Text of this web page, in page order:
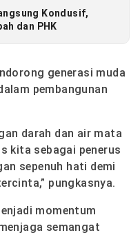
Kondusif,
dan PHK
generasi muda
pembangunan
darah dan air mata
kita sebagai penerus
sepenuh hati demi
pungkasnya.
momentum
semangat